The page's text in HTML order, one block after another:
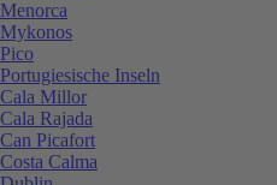
Menorca
Mykonos
Pico
Portugiesische Inseln
Cala Millor
Cala Rajada
Can Picafort
Costa Calma